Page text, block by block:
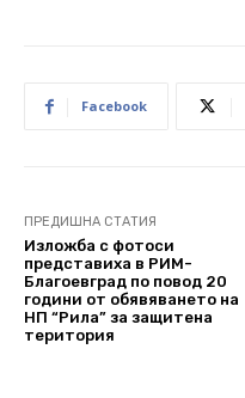
Facebook
ПРЕДИШНА СТАТИЯ
Изложба с фотоси
представиха в РИМ-
Благоевград по повод 20
години от обявяването на
НП “Рила” за защитена
територия